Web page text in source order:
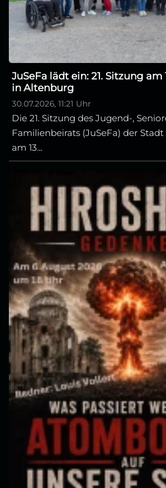
JuSeFa lädt ein: 21. Sitzung am
in Altenburg
30.07.2026, 11:21 Uhr
Die 21. Sitzung des Jugend-,
Familienbeirats (JuSeFa) der
am 13...